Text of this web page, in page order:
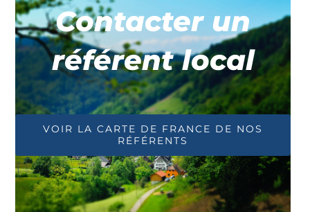
Contacter un
référent local
VOIR LA CARTE DE FRANCE DE NOS
RÉFÉRENTS